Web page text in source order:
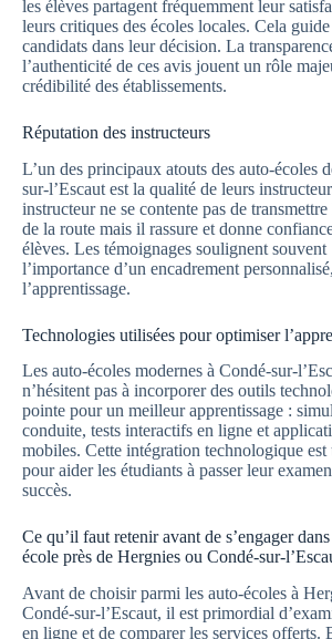
les élèves partagent fréquemment leur
leurs critiques des écoles locales. Cela
candidats dans leur décision. La
l’authenticité de ces avis jouent un rôle
crédibilité des établissements.
Réputation des instructeurs
L’un des principaux atouts des auto-écoles
sur-l’Escaut est la qualité de leurs
instructeur ne se contente pas de transmettre
de la route mais il rassure et donne
élèves. Les témoignages soulignent souvent
l’importance d’un encadrement
l’apprentissage.
Technologies utilisées pour optimiser
Les auto-écoles modernes à Condé-sur-
n’hésitent pas à incorporer des outils
pointe pour un meilleur apprentissage :
conduite, tests interactifs en ligne et
mobiles. Cette intégration technologique est
pour aider les étudiants à passer leur
succès.
Ce qu’il faut retenir avant de s’engager
école près de Hergnies ou Condé-sur-
Avant de choisir parmi les auto-écoles à
Condé-sur-l’Escaut, il est primordial
en ligne et de comparer les services offerts.